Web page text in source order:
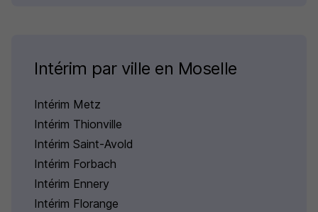
Intérim par ville en Moselle
Intérim Metz
Intérim Thionville
Intérim Saint-Avold
Intérim Forbach
Intérim Ennery
Intérim Florange